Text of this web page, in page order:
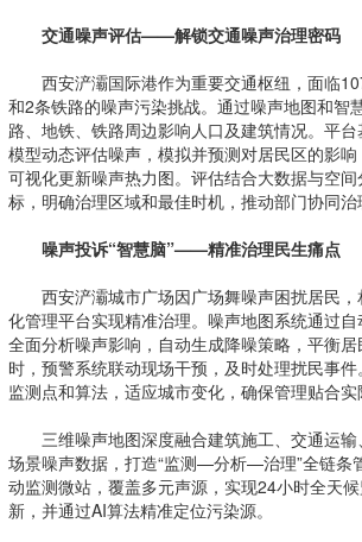
交通噪声评估——解锁交通噪声治理密码
西安浐灞国际港作为重要交通枢纽，面临
和2条铁路的噪声污染挑战。通过噪声地图和智
路、地铁、铁路周边影响人口及建筑情况。平
模型动态评估噪声，模拟并预测对居民区的影
可视化更新噪声热力图。评估结合大数据与空
标，明确治理区域和最佳时机，推动部门协同治
噪声投诉“智慧脑”——精准治理民生痛点
西安浐灞城市广场因广场舞噪声困扰居民，
化管理平台实现精准治理。噪声地图系统通过自
全面分析噪声影响，自动生成降噪策略，平衡
时，预警系统联动现场干预，及时处理扰民事
监测点和算法，适应城市变化，确保管理贴合实
三维噪声地图深度融合建筑施工、交通运输
场景噪声数据，打造“监测—分析—治理”全链条
动监测微站，覆盖多元声源，实现24小时全天
新，并通过AI算法精准定位污染源。